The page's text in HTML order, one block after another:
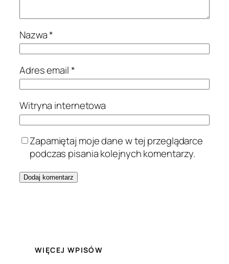
Nazwa*
Adres email*
Witryna internetowa
Zapamiętaj moje dane w tej przeglądarce
podczas pisania kolejnych komentarzy.
WIĘCEJ WPISÓW